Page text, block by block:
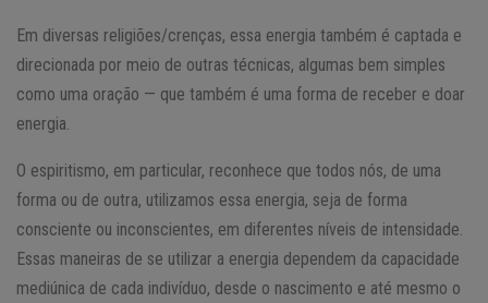
Em diversas religiões/crenças, essa energia também é captada e
direcionada por meio de outras técnicas, algumas bem simples
como uma oração — que também é uma forma de receber e doar
energia.
O espiritismo, em particular, reconhece que todos nós, de uma
forma ou de outra, utilizamos essa energia, seja de forma
consciente ou inconscientes, em diferentes níveis de intensidade.
Essas maneiras de se utilizar a energia dependem da capacidade
mediúnica de cada indivíduo, desde o nascimento e até mesmo o